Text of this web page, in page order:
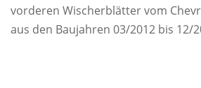
vorderen Wischerblätter vom
aus den Baujahren 03/2012 bis 12/